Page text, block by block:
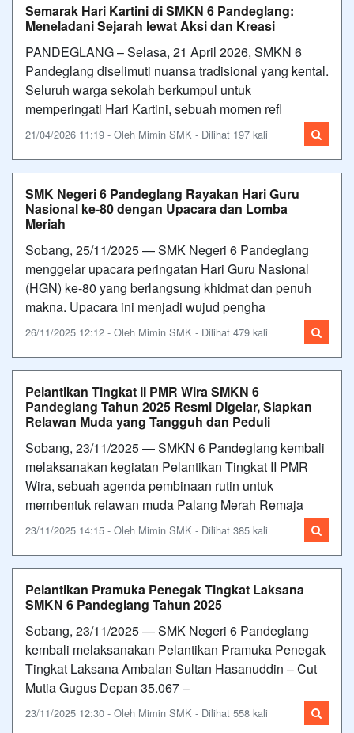
Semarak Hari Kartini di SMKN 6 Pandeglang:
Meneladani Sejarah lewat Aksi dan Kreasi
PANDEGLANG – Selasa, 21 April 2026, SMKN 6
Pandeglang diselimuti nuansa tradisional yang kental.
Seluruh warga sekolah berkumpul untuk
memperingati Hari Kartini, sebuah momen refl
21/04/2026 11:19 - Oleh Mimin SMK - Dilihat 197 kali
SMK Negeri 6 Pandeglang Rayakan Hari Guru
Nasional ke-80 dengan Upacara dan Lomba
Meriah
Sobang, 25/11/2025 — SMK Negeri 6 Pandeglang
menggelar upacara peringatan Hari Guru Nasional
(HGN) ke-80 yang berlangsung khidmat dan penuh
makna. Upacara ini menjadi wujud pengha
26/11/2025 12:12 - Oleh Mimin SMK - Dilihat 479 kali
Pelantikan Tingkat II PMR Wira SMKN 6
Pandeglang Tahun 2025 Resmi Digelar, Siapkan
Relawan Muda yang Tangguh dan Peduli
Sobang, 23/11/2025 — SMKN 6 Pandeglang kembali
melaksanakan kegiatan Pelantikan Tingkat II PMR
Wira, sebuah agenda pembinaan rutin untuk
membentuk relawan muda Palang Merah Remaja
23/11/2025 14:15 - Oleh Mimin SMK - Dilihat 385 kali
Pelantikan Pramuka Penegak Tingkat Laksana
SMKN 6 Pandeglang Tahun 2025
Sobang, 23/11/2025 — SMK Negeri 6 Pandeglang
kembali melaksanakan Pelantikan Pramuka Penegak
Tingkat Laksana Ambalan Sultan Hasanuddin – Cut
Mutia Gugus Depan 35.067 –
23/11/2025 12:30 - Oleh Mimin SMK - Dilihat 558 kali